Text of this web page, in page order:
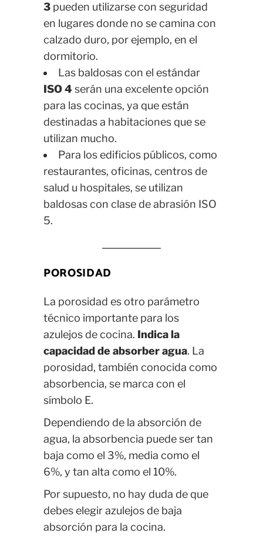
3 pueden utilizarse con seguridad
en lugares donde no se camina con
calzado duro, por ejemplo, en el
dormitorio.
Las baldosas con el estándar
ISO 4serán una excelente opción
para las cocinas, ya que están
destinadas a habitaciones que se
utilizan mucho.
Para los edificios públicos, como
restaurantes, oficinas, centros de
salud u hospitales, se utilizan
baldosas con clase de abrasión ISO
5.
POROSIDAD
La porosidad es otro parámetro
técnico importante para los
azulejos de cocina. Indica la
capacidad de absorber agua. La
porosidad, también conocida como
absorbencia, se marca con el
símbolo E.
Dependiendo de la absorción de
agua, la absorbencia puede ser tan
baja como el 3%, media como el
6%, y tan alta como el 10%.
Por supuesto, no hay duda de que
debes elegir azulejos de baja
absorción para la cocina.